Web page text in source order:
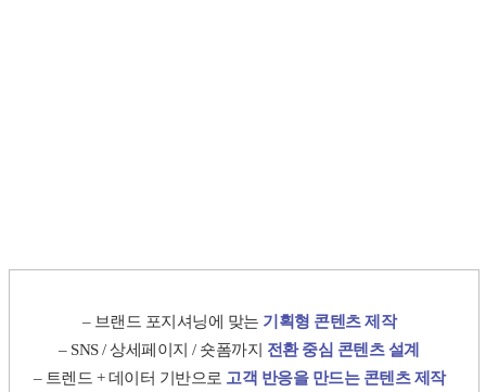
– 브랜드 포지셔닝에 맞는 기획형 콘텐츠 제작
– SNS / 상세페이지 / 숏폼까지 전환 중심 콘텐츠 설계
– 트렌드 + 데이터 기반으로 고객 반응을 만드는 콘텐츠 제작